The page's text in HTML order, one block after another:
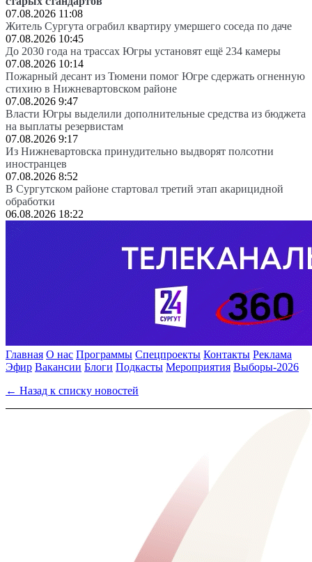
07.08.2026 11:08
Житель Сургута ограбил квартиру умершего соседа по даче
07.08.2026 10:45
До 2030 года на трассах Югры установят ещё 234 камеры
07.08.2026 10:14
Пожарный десант из Тюмени помог Югре сдержать огненную
стихию в Нижневартовском районе
07.08.2026 9:47
Власти Югры выделили дополнительные средства из бюджета
на выплаты резервистам
07.08.2026 9:17
Из Нижневартовска принудительно выдворят полсотни
иностранцев
07.08.2026 8:52
В Сургутском районе стартовал третий этап акарицидной
обработки
06.08.2026 18:22
Главная О нас Программы Спецпроекты Контакты Реклама
Эфир Вакансии Блоги Подкасты Мероприятия Выборы-2026
← Назад к списку новостей